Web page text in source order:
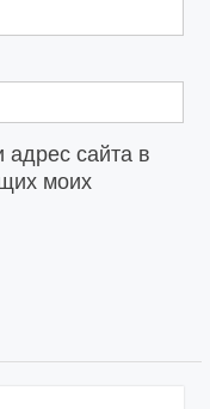
адрес сайта в
моих